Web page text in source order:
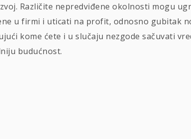
Različite nepredviđene okolnosti mogu
u firmi i uticati na profit, odnosno gubitak
kome ćete i u slučaju nezgode sačuvati
budućnost.